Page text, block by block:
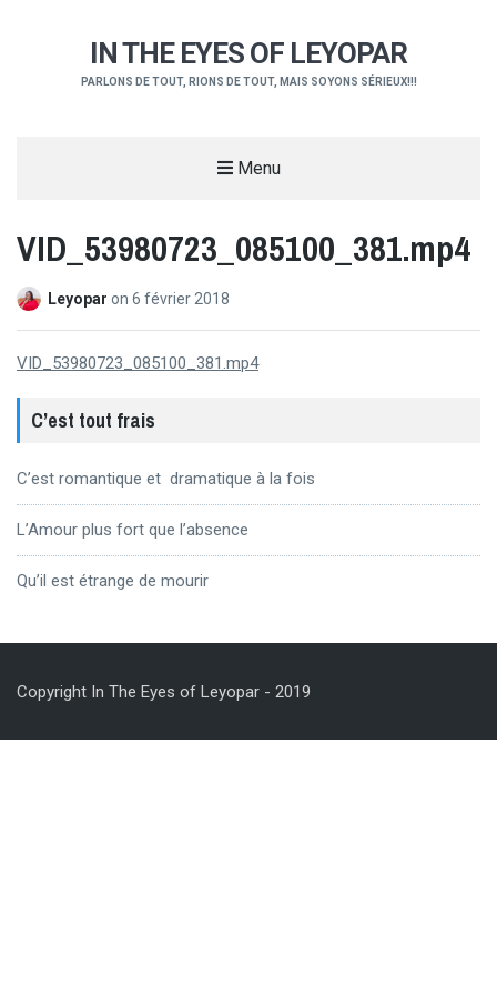
IN THE EYES OF LEYOPAR
PARLONS DE TOUT, RIONS DE TOUT, MAIS SOYONS SÉRIEUX!!!
Menu
VID_53980723_085100_381.mp4
Leyopar on 6 février 2018
VID_53980723_085100_381.mp4
C’est tout frais
C’est romantique et dramatique à la fois
L’Amour plus fort que l’absence
Qu’il est étrange de mourir
Copyright In The Eyes of Leyopar - 2019